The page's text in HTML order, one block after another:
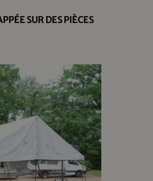
SUR DES PIÈCES